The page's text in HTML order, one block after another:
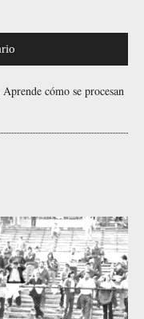
Aprende cómo se procesan